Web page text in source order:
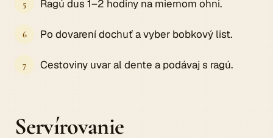
Ragú dus 1–2 hodiny na miernom ohni.
Po dovarení dochuť a vyber bobkový list.
Cestoviny uvar al dente a podávaj s ragú.
Servírovanie